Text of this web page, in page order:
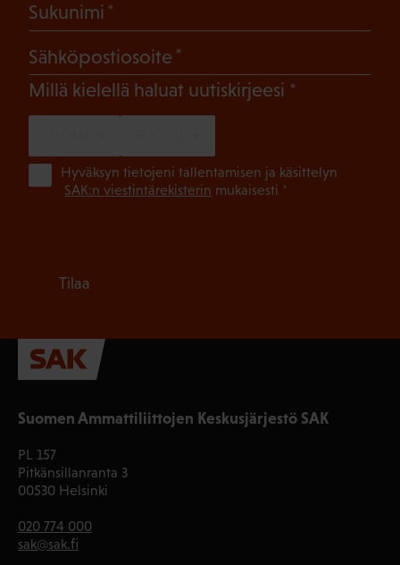
Suomen Ammattiliittojen Keskusjärjestö SAK
PL 157
Pitkänsillanranta 3
00530 Helsinki
020 774 000
sak@sak.fi
Sukunimi
Sähköpostiosoite
Millä kielellä haluat uutiskirjeesi (Pakollinen)
Hyväksyn tietojeni tallentamisen ja käsittelyn
SAK:n viestintärekisterin mukaisesti *
Tilaa